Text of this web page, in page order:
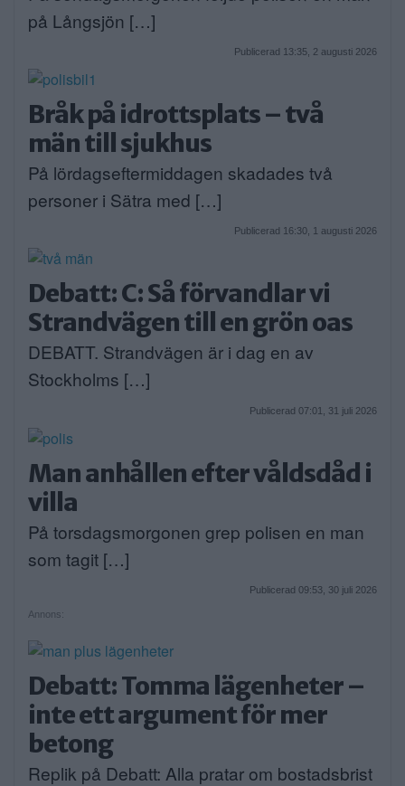
på Långsjön […]
Publicerad 13:35, 2 augusti 2026
Bråk på idrottsplats – två
män till sjukhus
På lördagseftermiddagen skadades två
personer i Sätra med […]
Publicerad 16:30, 1 augusti 2026
Debatt: C: Så förvandlar vi
Strandvägen till en grön oas
DEBATT. Strandvägen är i dag en av
Stockholms […]
Publicerad 07:01, 31 juli 2026
Man anhållen efter våldsdåd i
villa
På torsdagsmorgonen grep polisen en man
som tagit […]
Publicerad 09:53, 30 juli 2026
Annons:
Debatt: Tomma lägenheter –
inte ett argument för mer
betong
Replik på Debatt: Alla pratar om bostadsbrist